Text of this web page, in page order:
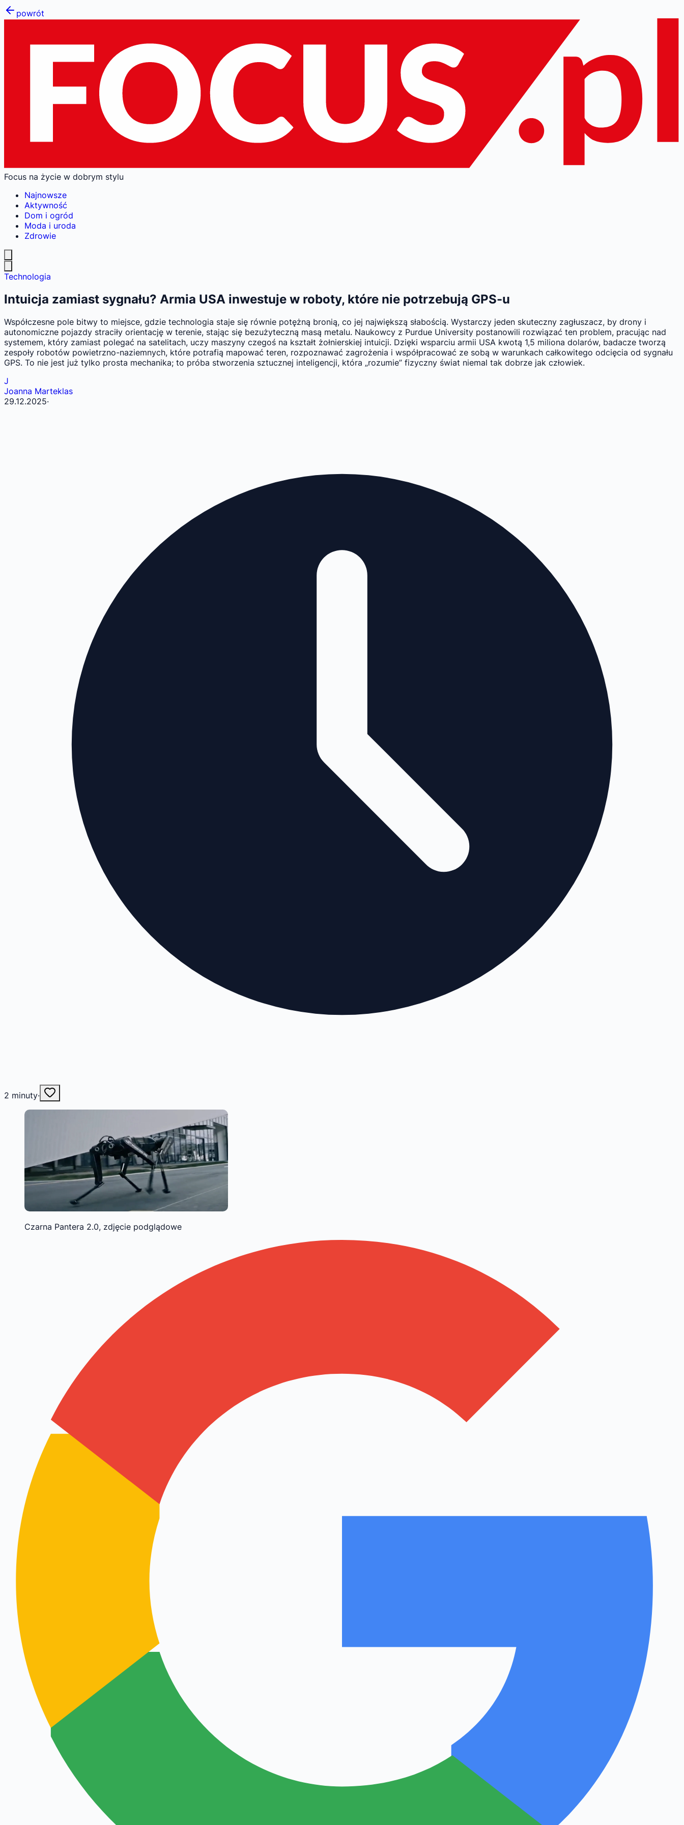
powrót
Focus na życie w dobrym stylu
Najnowsze
Aktywność
Dom i ogród
Moda i uroda
Zdrowie
Technologia
Intuicja zamiast sygnału? Armia USA inwestuje w roboty, które nie potrzebują GPS-u
Współczesne pole bitwy to miejsce, gdzie technologia staje się równie potężną bronią, co jej największą słabością. Wystarczy jeden skuteczny zagłuszacz, by drony i
autonomiczne pojazdy straciły orientację w terenie, stając się bezużyteczną masą metalu. Naukowcy z Purdue University postanowili rozwiązać ten problem, pracując nad
systemem, który zamiast polegać na satelitach, uczy maszyny czegoś na kształt żołnierskiej intuicji. Dzięki wsparciu armii USA kwotą 1,5 miliona dolarów, badacze tworzą
zespoły robotów powietrzno-naziemnych, które potrafią mapować teren, rozpoznawać zagrożenia i współpracować ze sobą w warunkach całkowitego odcięcia od sygnału
GPS. To nie jest już tylko prosta mechanika; to próba stworzenia sztucznej inteligencji, która „rozumie” fizyczny świat niemal tak dobrze jak człowiek.
J
Joanna Marteklas
29.12.2025·
2 minuty·
Czarna Pantera 2.0, zdjęcie podglądowe